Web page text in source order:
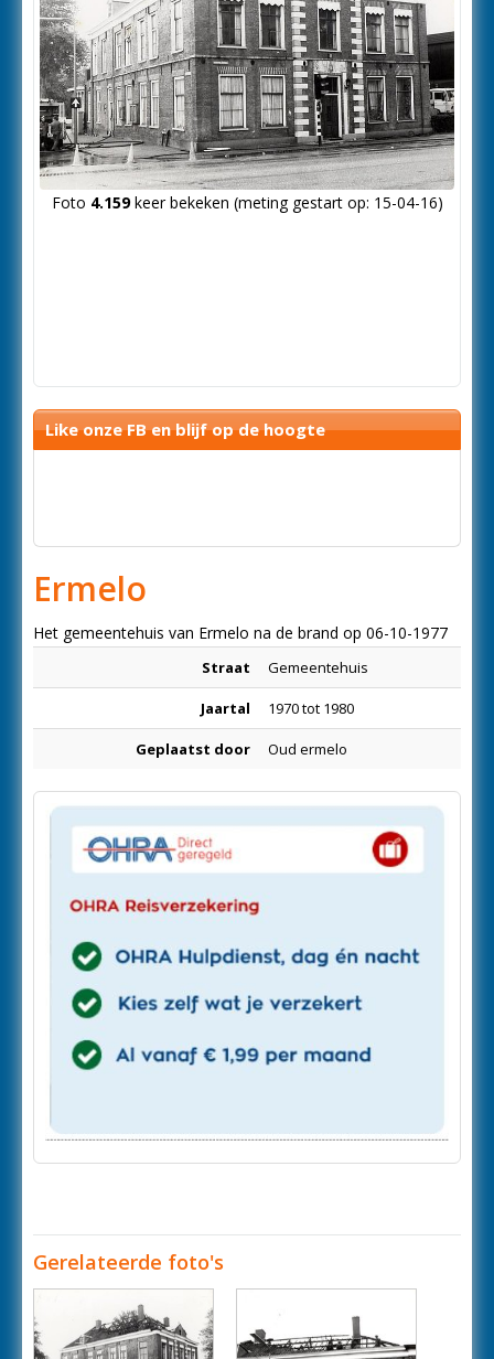
Foto 4.159keer bekeken (meting gestart op: 15-04-16)
Like onze FB en blijf op de hoogte
Ermelo
Het gemeentehuis van Ermelo na de brand op 06-10-1977
Straat Gemeentehuis
Jaartal 1970 tot 1980
Geplaatst door Oud ermelo
Gerelateerde foto's